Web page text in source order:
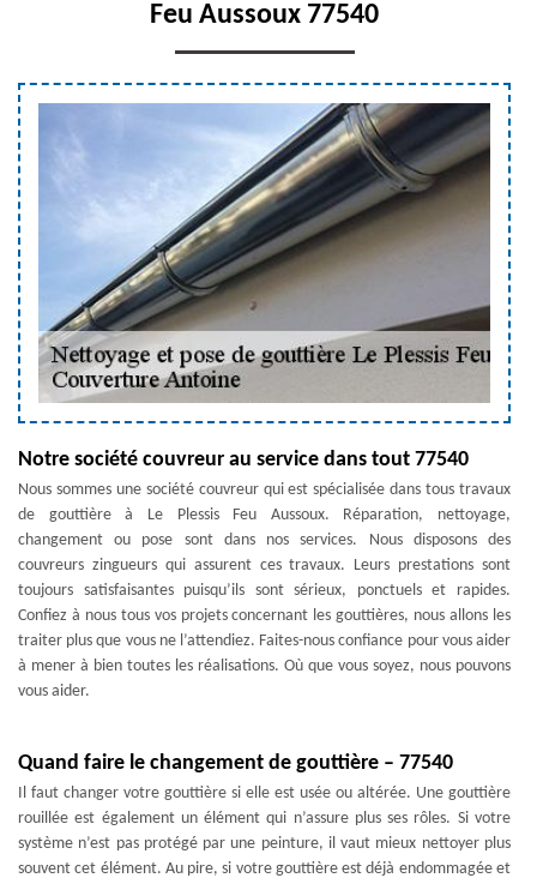
Feu Aussoux 77540
Notre société couvreur au service dans tout 77540
Nous sommes une société couvreur qui est spécialisée dans tous travaux
de gouttière à Le Plessis Feu Aussoux. Réparation, nettoyage,
changement ou pose sont dans nos services. Nous disposons des
couvreurs zingueurs qui assurent ces travaux. Leurs prestations sont
toujours satisfaisantes puisqu’ils sont sérieux, ponctuels et rapides.
Confiez à nous tous vos projets concernant les gouttières, nous allons les
traiter plus que vous ne l’attendiez. Faites-nous confiance pour vous aider
à mener à bien toutes les réalisations. Où que vous soyez, nous pouvons
vous aider.
Quand faire le changement de gouttière – 77540
Il faut changer votre gouttière si elle est usée ou altérée. Une gouttière
rouillée est également un élément qui n’assure plus ses rôles. Si votre
système n’est pas protégé par une peinture, il vaut mieux nettoyer plus
souvent cet élément. Au pire, si votre gouttière est déjà endommagée et